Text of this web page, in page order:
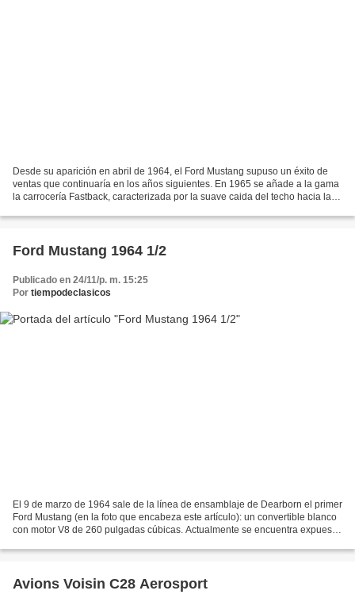
Desde su aparición en abril de 1964, el Ford Mustang supuso un éxito de
ventas que continuaría en los años siguientes. En 1965 se añade a la gama
la carrocería Fastback, caracterizada por la suave caida del techo hacia la
Ford Mustang 1964 1/2
Publicado en 24/11/p. m. 15:25
Por tiempodeclasicos
El 9 de marzo de 1964 sale de la línea de ensamblaje de Dearborn el primer
Ford Mustang (en la foto que encabeza este artículo): un convertible blanco
con motor V8 de 260 pulgadas cúbicas. Actualmente se encuentra expuesto
Avions Voisin C28 Aerosport